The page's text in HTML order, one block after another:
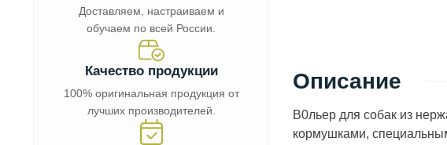
Доставляем, настраиваем и
обучаем по всей России.
Качество продукции
100% оригинальная продукция от
лучших производителей.
Описание
В0льер для собак из
кормушками,